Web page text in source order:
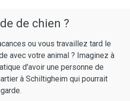
de chien ?
ou vous travaillez tard le
avec votre animal ? Imaginez à
d'avoir une personne de
à Schiltigheim qui pourrait